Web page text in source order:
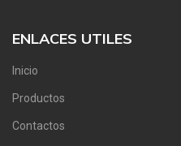
ENLACES UTILES
Inicio
Productos
Contactos